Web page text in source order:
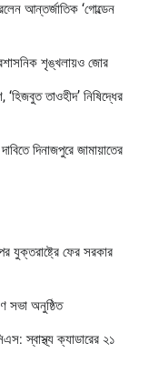
আন্তর্জাতিক ‘গোল্ডেন
শৃঙ্খলায়ও জোর
‘হিজবুত তাওহীদ’ নিষিদ্ধের
দিনাজপুরে জামায়াতের
যুক্তরাষ্ট্রে ফের সরকার
সভা অনুষ্ঠিত
স্বাস্থ্য ক্যাডারের ২১